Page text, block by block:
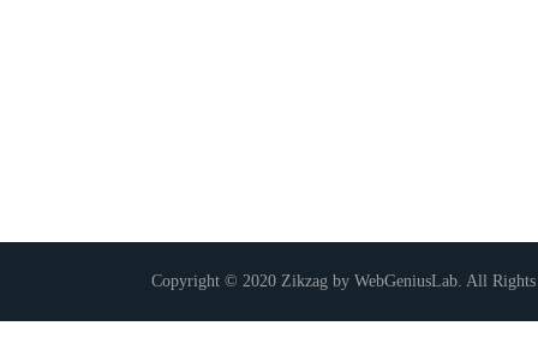
Copyright © 2020 Zikzag by WebGeniusLab. All Rights